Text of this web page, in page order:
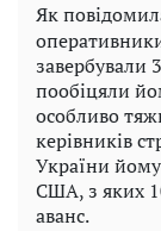
Як
завербували
пообіцяли
особливо
керівників
України
США, з яких
аванс.